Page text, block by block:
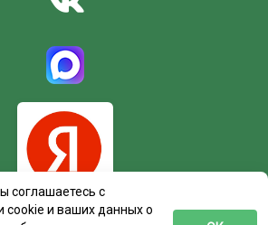
соглашаетесь с
cookie и ваших данных о